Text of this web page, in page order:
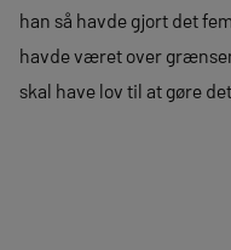
han så havde gjort det
havde været over
skal have lov til at gøre